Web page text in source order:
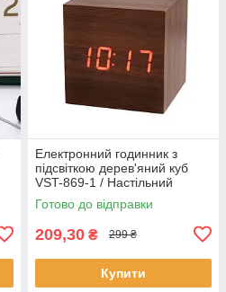
Електронний годинник з
підсвіткою дерев'яний куб
VST-869-1 / Настільний
годинник з підсвіткою
Готово до відправки
209,30 ₴ 299 ₴
Купити